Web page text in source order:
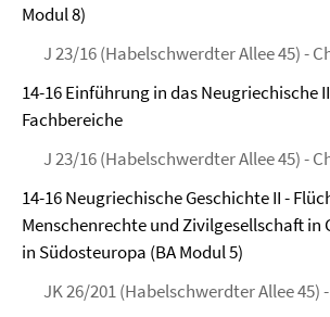
Modul 8)
J 23/16 (Habelschwerdter Allee 45) -
14-16 Einführung in das Neugriechische
Fachbereiche
J 23/16 (Habelschwerdter Allee 45) -
14-16 Neugriechische Geschichte II -
Menschenrechte und Zivilgesellschaft in
in Südosteuropa (BA Modul 5)
JK 26/201 (Habelschwerdter Allee 45)